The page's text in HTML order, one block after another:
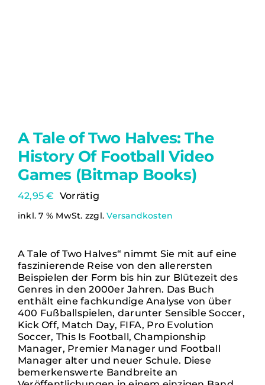
A Tale of Two Halves: The
History Of Football Video
Games (Bitmap Books)
42,95€ Vorrätig
inkl. 7 % MwSt. zzgl.Versandkosten
A Tale of Two Halves“ nimmt Sie mit auf eine
faszinierende Reise von den allerersten
Beispielen der Form bis hin zur Blütezeit des
Genres in den 2000er Jahren. Das Buch
enthält eine fachkundige Analyse von über
400 Fußballspielen, darunter Sensible Soccer,
Kick Off, Match Day, FIFA, Pro Evolution
Soccer, This Is Football, Championship
Manager, Premier Manager und Football
Manager alter und neuer Schule. Diese
bemerkenswerte Bandbreite an